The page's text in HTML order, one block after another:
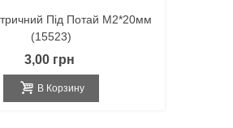
Під Потай M2*20мм
(15523)
3,00 грн
В Корзину